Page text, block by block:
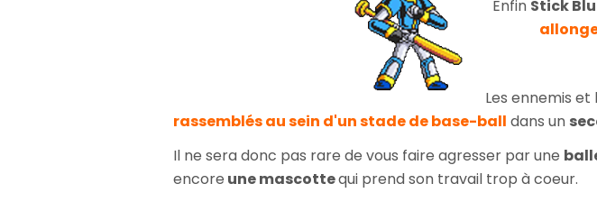
Enfin Stick
Les ennemis
rassemblés au sein d'un stade de base-ball dans un
Il ne sera donc pas rare de vous faire agresser par une
encore une mascottequi prend son travail trop à coeur.